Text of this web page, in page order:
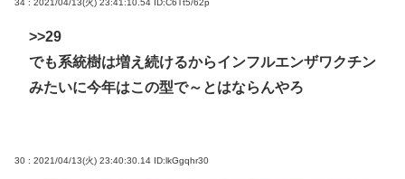
34 : 2021/04/13(火) 23:41:10.54 ID:C6Tt5/62p
>>29
でも系統樹は増え続けるからインフルエンザワクチン
みたいに今年はこの型で～とはならんやろ
30 : 2021/04/13(火) 23:40:30.14 ID:lkGgqhr30